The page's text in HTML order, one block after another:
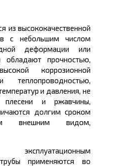
из высококачественной
с небольшим числом
деформации или
обладают прочностью,
коррозионной
и давления, не
плесени и ржавчины,
долгим сроком
внешним видом,
применяются во